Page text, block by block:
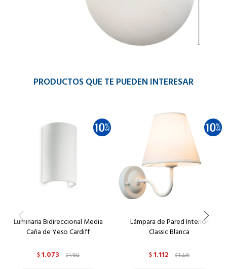
PRODUCTOS QUE TE PUEDEN INTERESAR
Luminaria Bidireccional Media
Caña de Yeso Cardiff
$1.073 $1.192
Lámpara de Pared Interior
Classic Blanca
$1.112 $1.235